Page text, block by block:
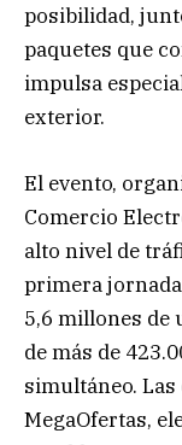
posibilidad,
paquetes que
impulsa
exterior.
El evento,
Comercio
alto nivel de
primera
5,6 millones de
de más de
simultáneo.
MegaOfertas,